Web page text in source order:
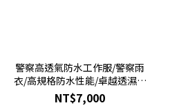
警察高透氣防水工作服/警察雨
衣/高規格防水性能/卓越透濕舒
適/安全設計
NT$7,000